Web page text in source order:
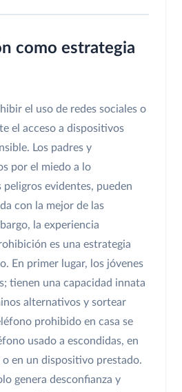
como estrategia
el uso de redes sociales o
el acceso a dispositivos
Los padres y
por el miedo a lo
evidentes, pueden
con la mejor de las
la experiencia
es una estrategia
En primer lugar, los jóvenes
tienen una capacidad innata
alternativos y sortear
prohibido en casa se
usado a escondidas, en
o en un dispositivo prestado.
genera desconfianza y